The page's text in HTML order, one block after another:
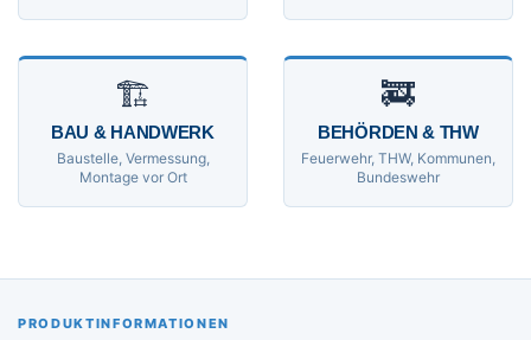
🏗
BAU & HANDWERK
Baustelle, Vermessung,
Montage vor Ort
🚒
BEHÖRDEN & THW
Feuerwehr, THW, Kommunen,
Bundeswehr
PRODUKTINFORMATIONEN